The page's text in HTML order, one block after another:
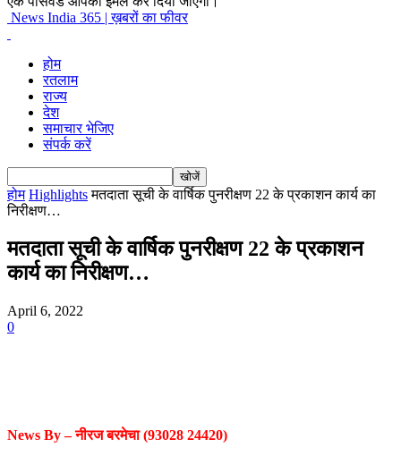
News India 365 | ख़बरों का फीवर
होम
रतलाम
राज्य
देश
समाचार भेजिए
संपर्क करें
होम Highlights मतदाता सूची के वार्षिक पुनरीक्षण 22 के प्रकाशन कार्य का
निरीक्षण…
मतदाता सूची के वार्षिक पुनरीक्षण 22 के प्रकाशन
कार्य का निरीक्षण…
April 6, 2022
0
News By – नीरज बरमेचा (93028 24420)